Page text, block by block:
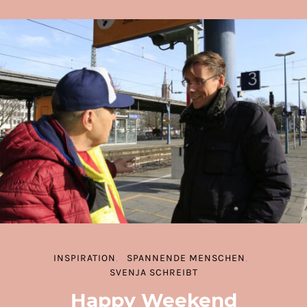
INSPIRATION
SPANNENDE MENSCHEN
SVENJA SCHREIBT
Happy Weekend